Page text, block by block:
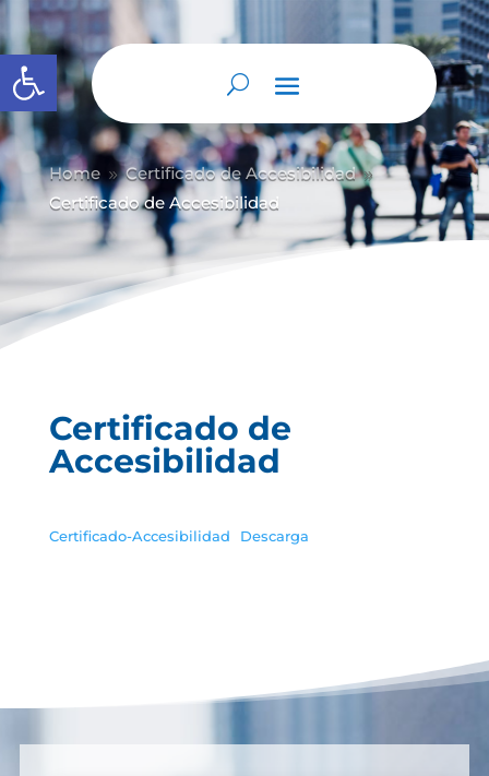
Abrir barra de herramientas
Home 9 Certificado de Accesibilidad 9
Certificado de Accesibilidad
Certificado de
Accesibilidad
Certificado-Accesibilidad Descarga